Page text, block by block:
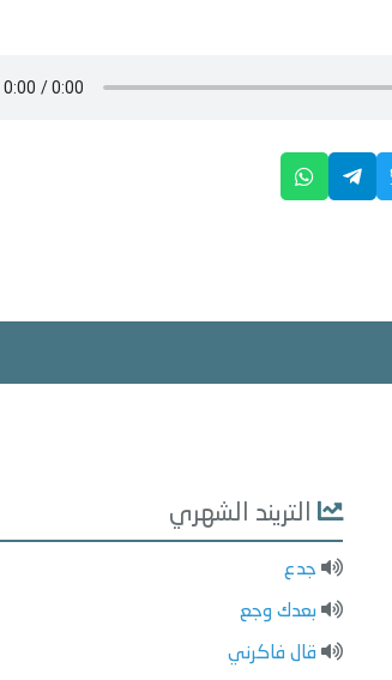
التريند الشهري
جدع
بعدك وجع
قال فاكرني